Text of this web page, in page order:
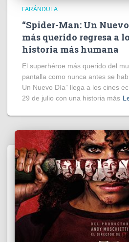
FARÁNDULA
“Spider-Man: Un
más querido regresa a
historia más humana
El superhéroe más querido del
pantalla como nunca antes se
Un Nuevo Día” llega a los cines
29 de julio con una historia más